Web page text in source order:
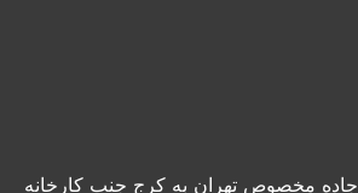
آدرس : کیلومتر 24 جاده مخصوص تهران به کرج جنب کارخانه